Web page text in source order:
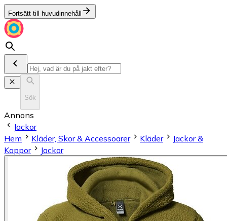
Fortsätt till huvudinnehåll
Sök
Annons
Jackor
Hem
Kläder, Skor & Accessoarer Kläder
Jackor &
Kappor
Jackor